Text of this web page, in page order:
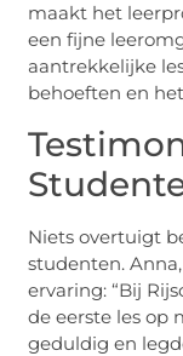
maakt het
een fijne
aantrekkelijke
behoeften en
Niets overtuigt
studenten.
ervaring: “Bij
de eerste les op
geduldig en